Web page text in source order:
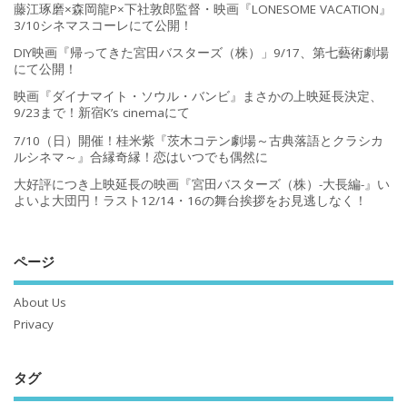
藤江琢磨×森岡龍P×下社敦郎監督・映画『LONESOME VACATION』
3/10シネマスコーレにて公開！
DIY映画『帰ってきた宮田バスターズ（株）」9/17、第七藝術劇場
にて公開！
映画『ダイナマイト・ソウル・バンビ』まさかの上映延長決定、
9/23まで！新宿K’s cinemaにて
7/10（日）開催！桂米紫『茨木コテン劇場～古典落語とクラシカ
ルシネマ～』合縁奇縁！恋はいつでも偶然に
大好評につき上映延長の映画『宮田バスターズ（株）-大長編-』い
よいよ大団円！ラスト12/14・16の舞台挨拶をお見逃しなく！
ページ
About Us
Privacy
タグ